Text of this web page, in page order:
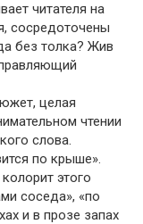
читателя на
сосредоточены
без толка? Жив
целая
чтении
слова.
по крыше».
этого
соседа», «по
и в прозе запах